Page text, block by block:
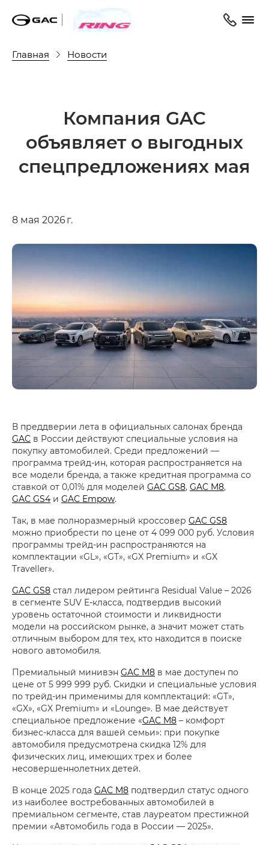
Главная Новости
Компания GAC
объявляет о выгодных
спецпредложениях мая
8 мая 2026 г.
В преддверии лета в официальных салонах бренда
GAC в России действуют специальные условия на
покупку автомобилей. Среди предложений —
программа трейд-ин, которая распространяется на
все модели бренда, а также кредитная программа со
ставкой от 0,01% для моделей GAC GS8, GAC M8,
GAC GS4 и GAC Empow.
Так, в мае полноразмерный кроссовер GAC GS8
можно приобрести по цене от 4 099 000 руб. Условия
программы трейд-ин распространяются на
комплектации «GL», «GT», «GX Premium» и «GX
Traveller».
GAC GS8 стал лидером рейтинга Residual Value – 2026
в сегменте SUV E-класса, подтвердив высокий
уровень остаточной стоимости и ликвидности
модели на российском рынке, а значит может стать
отличным выбором для тех, кто находится в поиске
нового автомобиля.
Премиальный минивэн GAC M8 в мае доступен по
цене от 5 999 999 руб. Скидки и специальные условия
по трейд-ин применимы для комплектаций: «GT»,
«GX», «GX Premium» и «Lounge». В мае действует
специальное предложение «GAC M8 – комфорт
бизнес-класса для вашей семьи»: при покупке
автомобиля предусмотрена скидка 12% для
физических лиц, имеющих трех и более
несовершеннолетних детей.
В конце 2025 года GAC M8 подтвердил статус одного
из наиболее востребованных автомобилей в
премиальном сегменте, став лауреатом престижной
премии «Автомобиль года в России — 2025».